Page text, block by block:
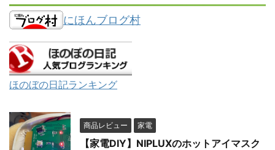
にほんブログ村
ほのぼの日記ランキング
商品レビュー 家電
【家電DIY】NIPLUXのホットアイマスク